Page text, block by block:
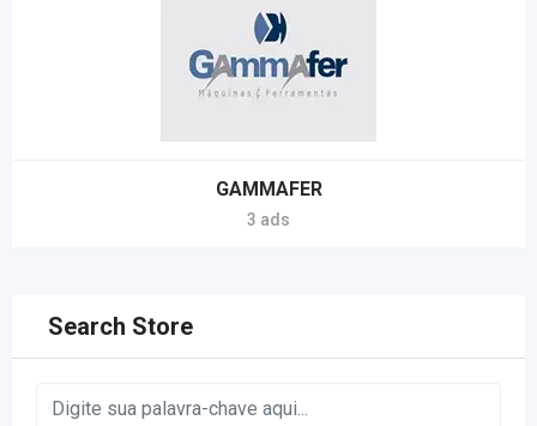
GAMMAFER
3 ads
Search Store